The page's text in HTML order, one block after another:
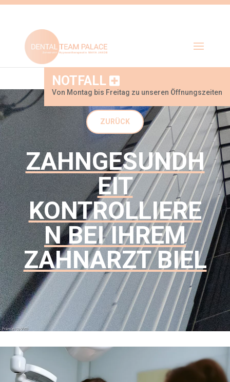
NOTFALL
Von Montag bis Freitag zu unseren Öffnungszeiten
ZURÜCK
ZAHNGESUNDH
EIT
KONTROLLIERE
N BEI IHREM
ZAHNARZT BIEL